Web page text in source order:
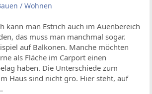
/ Wohnen
kann man Estrich auch im Auenbereich
das muss man manchmal sogar.
auf Balkonen. Manche möchten
als Fläche im Carport einen
haben. Die Unterschiede zum
Haus sind nicht gro. Hier steht, auf